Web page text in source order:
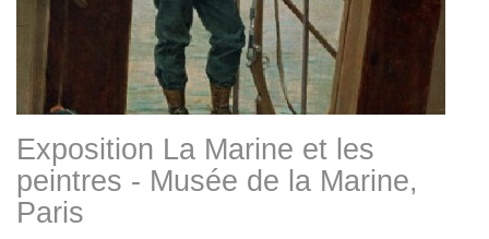
Exposition La Marine et les
peintres - Musée de la Marine,
Paris